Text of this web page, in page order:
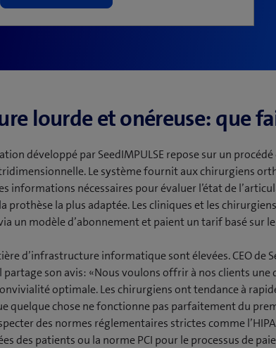
lourde et onéreuse: que
développé par SeedIMPULSE repose sur un procédé
Le système fournit aux chirurgiens
informations nécessaires pour évaluer l’état de
prothèse la plus adaptée. Les cliniques et les
un modèle d’abonnement et paient un tarif basé sur
d’infrastructure informatique sont élevées. CEO de
partage son avis: «Nous voulons offrir à nos clients
optimale. Les chirurgiens ont tendance à
quelque chose ne fonctionne pas parfaitement du
des normes réglementaires strictes comme
des patients ou la norme PCI pour le processus de